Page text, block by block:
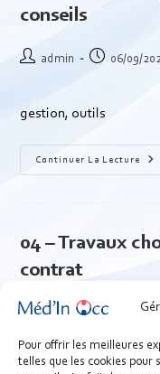
Pour offrir les meilleures
telles que les cookies pour
conseils
admin 06/09/
gestion, outils
Continuer La Lecture
04 – Travaux
contrat
admin 06/09/
gestion, dossiers